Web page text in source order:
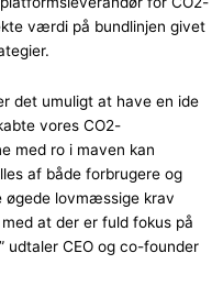
værdi på bundlinjen givet
det umuligt at have en ide
vores CO2-
med ro i maven kan
af både forbrugere og
øgede lovmæssige krav
at der er fuld fokus på
udtaler CEO og co-founder